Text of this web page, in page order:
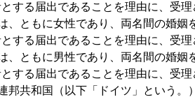
する届出であることを理由に、受理
ともに女性であり、両名間の婚姻
する届出であることを理由に、受理
ともに男性であり、両名間の婚姻
する届出であることを理由に、受理
共和国（以下「ドイツ」という。